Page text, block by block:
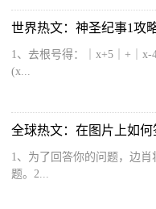
世界热文：神圣纪事1攻
1、去根号得：｜x+5｜+｜
(x...
全球热文：在图片上如
1、为了回答你的问题，边
题。2...